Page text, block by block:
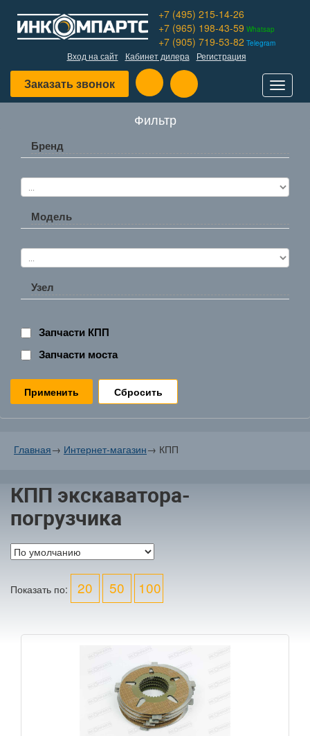
+7 (495) 215-14-26
+7 (965) 198-43-59 Whatsap
+7 (905) 719-53-82 Telegram
Вход на сайт Кабинет дилера Регистрация
Заказать звонок
Toggle
Фильтр
Бренд
Модель
Узел
Запчасти КПП
Запчасти моста
Сбросить
Главная→ Интернет-магазин→ КПП
КПП экскаватора-
погрузчика
Показать по: 20 50 100